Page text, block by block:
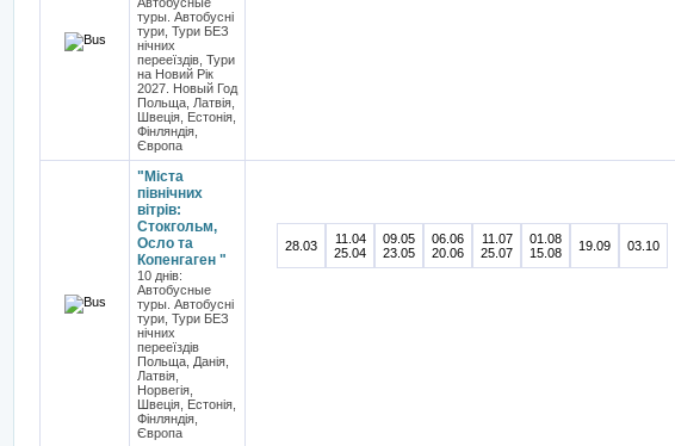
туры. Автобусні
тури, Тури БЕЗ
нічних
перееїздів, Тури
на Новий Рік
2027. Новый Год
Польща, Латвія,
Швеція, Естонія,
Фінляндія,
Європа
"Міста
північних
вітрів:
Стокгольм,
Осло та
Копенгаген "
10 днів:
Автобусные
туры. Автобусні
тури, Тури БЕЗ
нічних
перееїздів
Польща, Данія,
Латвія,
Норвегiя,
Швеція, Естонія,
Фінляндія,
Європа
28.03
11.04
25.04
09.05
23.05
06.06
20.06
11.07
25.07
01.08
15.08
19.09 03.10